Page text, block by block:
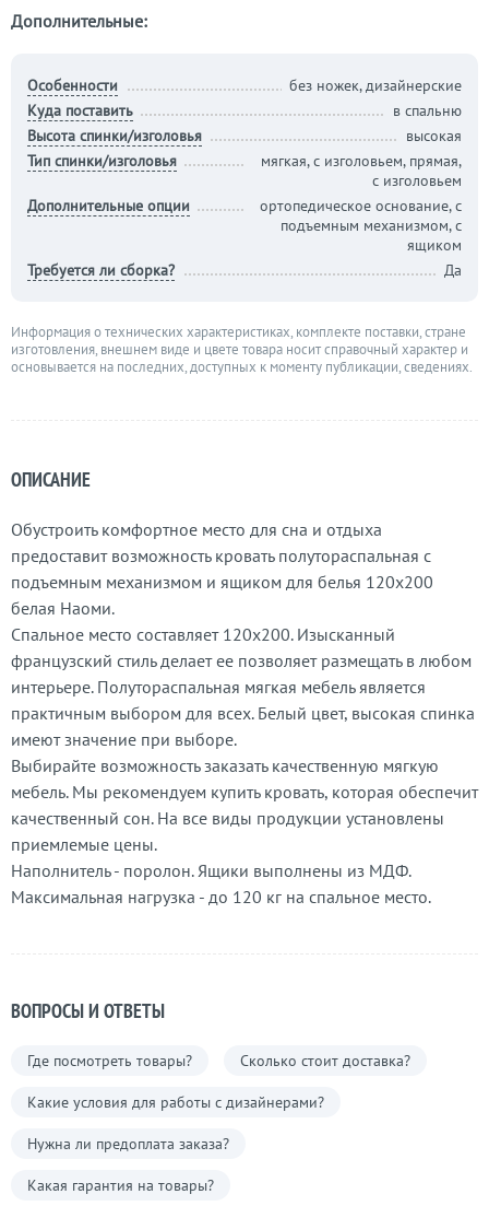
ОПИСАНИЕ
Обустроить комфортное место для сна и отдыха
предоставит возможность кровать полутораспальная с
подъемным механизмом и ящиком для белья 120х200
белая Наоми.
Спальное место составляет 120х200. Изысканный
французский стиль делает ее позволяет размещать в любом
интерьере. Полутораспальная мягкая мебель является
практичным выбором для всех. Белый цвет, высокая спинка
имеют значение при выборе.
Выбирайте возможность заказать качественную мягкую
мебель. Мы рекомендуем купить кровать, которая обеспечит
качественный сон. На все виды продукции установлены
приемлемые цены.
Наполнитель - поролон. Ящики выполнены из МДФ.
Максимальная нагрузка - до 120 кг на спальное место.
ВОПРОСЫ И ОТВЕТЫ
Где посмотреть товары? Сколько стоит доставка?
Какие условия для работы с дизайнерами?
Нужна ли предоплата заказа?
Какая гарантия на товары?
Дополнительные:
Особенности
без ножек, дизайнерские
Куда поставить
в спальню
Высота спинки/изголовья
высокая
Тип спинки/изголовья
мягкая, с изголовьем, прямая,
с изголовьем
Дополнительные опции
ортопедическое основание, с
подъемным механизмом, с
ящиком
Требуется ли сборка?
Да
Информация о технических характеристиках, комплекте поставки, стране
изготовления, внешнем виде и цвете товара носит справочный характер и
основывается на последних, доступных к моменту публикации, сведениях.